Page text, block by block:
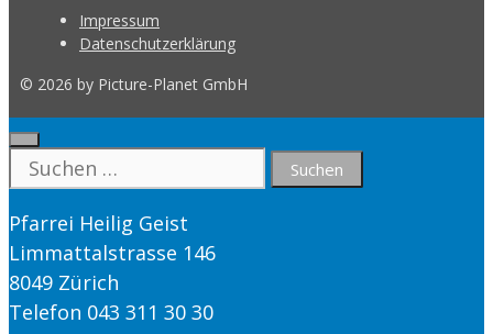
Impressum
Datenschutzerklärung
© 2026 by Picture-Planet GmbH
Close
Suche
nach:
Pfarrei Heilig Geist
Limmattalstrasse 146
8049 Zürich
Telefon 043 311 30 30